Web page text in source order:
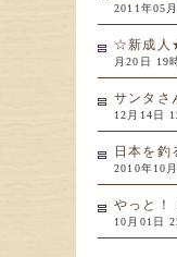
2011年05
☆新成人
月20日 19
サンタさ
12月14日
日本を釣
2010年10
やっと！
10月01日